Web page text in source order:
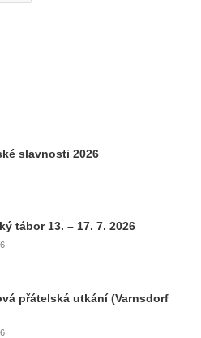
slavnosti 2026
tábor 13. – 17. 7. 2026
přátelská utkání (Varnsdorf